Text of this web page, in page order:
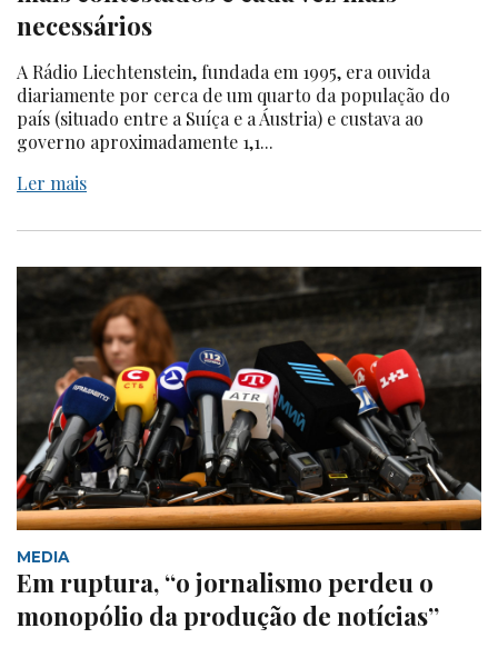
necessários
A Rádio Liechtenstein, fundada em 1995, era ouvida
diariamente por cerca de um quarto da população do
país (situado entre a Suíça e a Áustria) e custava ao
governo aproximadamente 1,1...
Ler mais
MEDIA
Em ruptura, “o jornalismo perdeu o
monopólio da produção de notícias”